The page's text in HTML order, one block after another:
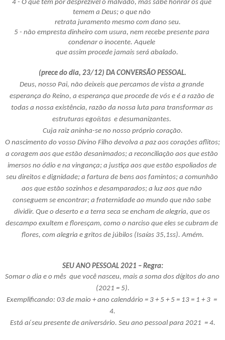
4 - O que tem por desprezível o malvado, mas sabe honrar os que
temem a Deus; o que não
retrata juramento mesmo com dano seu.
5 - não empresta dinheiro com usura, nem recebe presente para
condenar o inocente. Aquele
que assim procede jamais será abalado.
(prece do dia, 23/12) DA CONVERSÃO PESSOAL.
Deus, nosso Pai, não deixeis que percamos de vista a grande
esperança do Reino, a esperança que procede de vós e é a razão de
todas a nossa existência, razão da nossa luta para transformar as
estruturas egoístas  e desumanizantes.
Cuja raiz aninha-se no nosso próprio coração.
O nascimento do vosso Divino Filho devolva a paz aos corações aflitos;
a coragem aos que estão desanimados; a reconciliação aos que estão
imersos no ódio e na vingança; a justiça aos que estão espoliados de
seu direitos e dignidade; a fartura de bens aos famintos; a comunhão
aos que estão sozinhos e desamparados; a luz aos que não
conseguem se encontrar; a fraternidade ao mundo que não sabe
dividir. Que o deserto e a terra seca se encham de alegria, que os
descampo exultem e floresçam, como o narciso que eles se cubram de
flores, com alegria e gritos de júbilos (Isaías 35,1ss). Amém.
SEU ANO PESSOAL 2021 – Regra:
Somar o dia e o mês  que você nasceu, mais a soma dos dígitos do ano
(2021 = 5).
Exemplificando: 03 de maio + ano calendário = 3 + 5 + 5 = 13 = 1 + 3  =
4.
Está aí seu presente de aniversário. Seu ano pessoal para 2021  = 4.